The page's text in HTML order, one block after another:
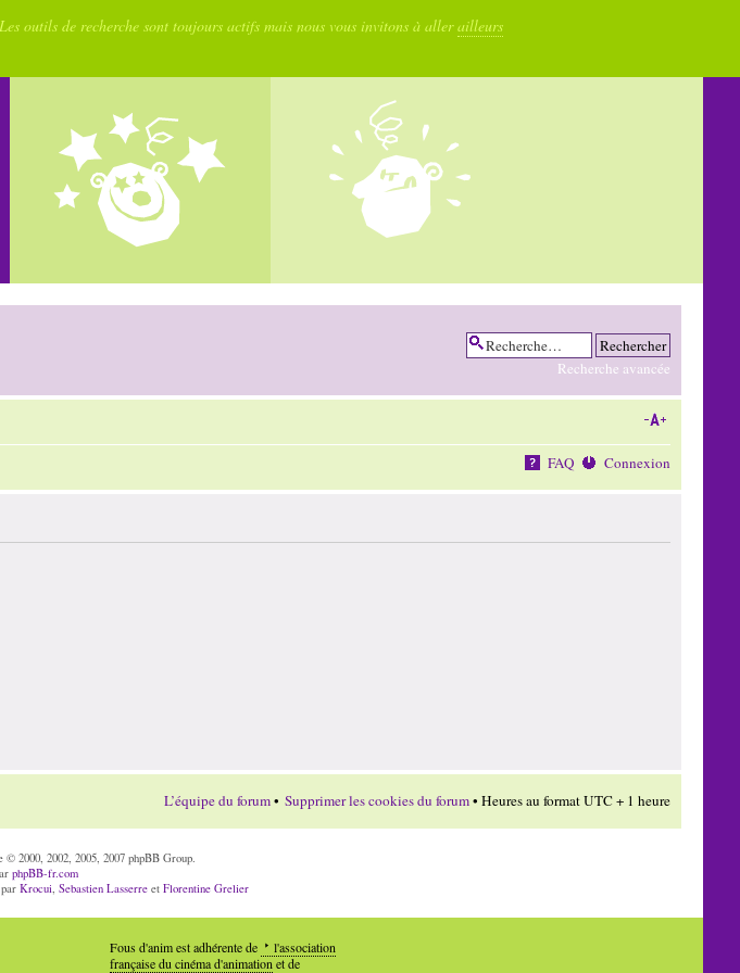
outils de recherche sont toujours actifs mais nous vous invitons à allerailleurs
Recherche avancée
FAQ Connexion
L’équipe du forum• Supprimer les cookies du forum• Heures au format UTC + 1 heure
2000, 2002, 2005, 2007 phpBB Group.
phpBB-fr.com
parKrocui ,Sebastien Lasserre etFlorentine Grelier
Fous d'anim est adhérente de
l'association
française du cinéma d'animation et de